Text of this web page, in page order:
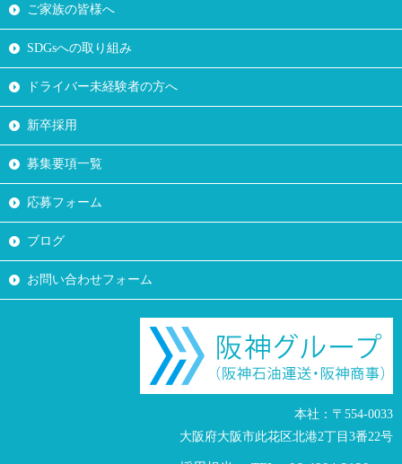
ご家族の皆様へ
SDGsへの取り組み
ドライバー未経験者の方へ
新卒採用
募集要項一覧
応募フォーム
ブログ
お問い合わせフォーム
本社：〒554-0033
大阪府大阪市此花区北港2丁目3番22号